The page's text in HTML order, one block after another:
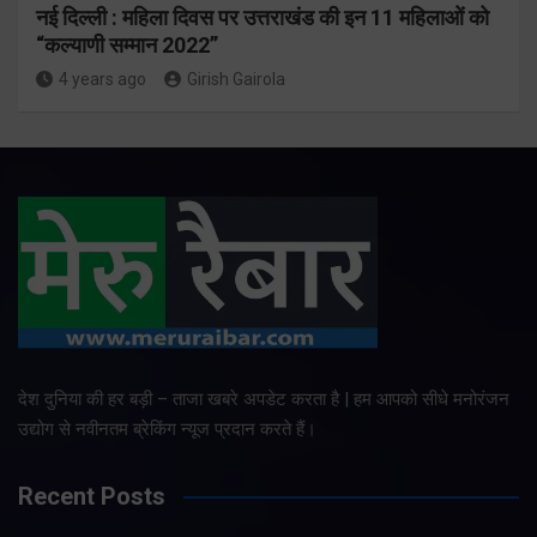
नई दिल्ली : महिला दिवस पर उत्तराखंड की इन 11 महिलाओं को
“कल्याणी सम्मान 2022”
4 years ago Girish Gairola
देश दुनिया की हर बड़ी – ताजा खबरे अपडेट करता है | हम आपको सीधे मनोरंजन
उद्योग से नवीनतम ब्रेकिंग न्यूज प्रदान करते हैं।
Recent Posts